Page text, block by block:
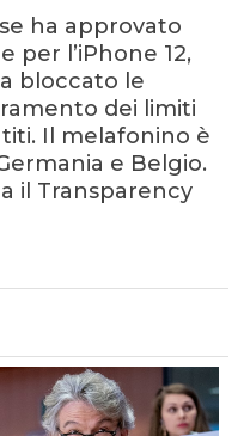
ha approvato
per l’iPhone 12,
bloccato le
dei limiti
Il melafonino è
e Belgio.
il Transparency